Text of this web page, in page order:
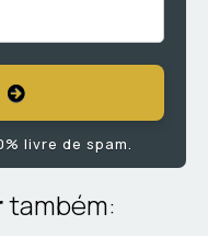
livre de spam.
também: